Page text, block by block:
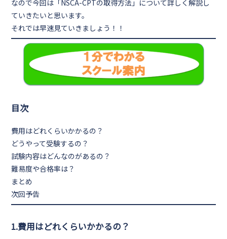
なので今回は 「NSCA-CPTの取得方法」 について詳しく解説し
ていきたいと思います。
それでは早速見ていきましょう！！
目次
費用はどれくらいかかるの？
どうやって受験するの？
試験内容はどんなのがあるの？
難易度や合格率は？
まとめ
次回予告
1.費用はどれくらいかかるの？